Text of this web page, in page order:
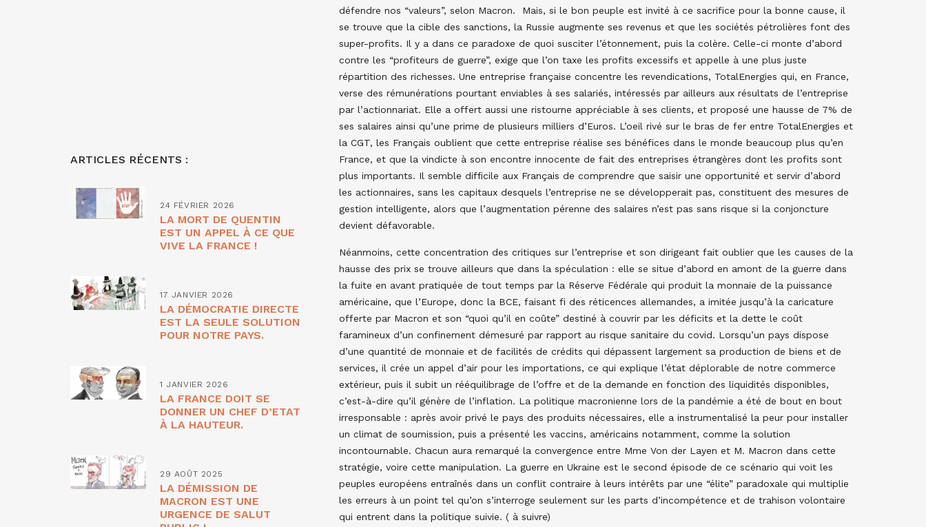
défendre nos “valeurs”, selon Macron. Mais, si le bon peuple est invité à ce sacrifice pour la bonne cause, il
se trouve que la cible des sanctions, la Russie augmente ses revenus et que les sociétés pétrolières font des
super-profits. Il y a dans ce paradoxe de quoi susciter l’étonnement, puis la colère. Celle-ci monte d’abord
contre les “profiteurs de guerre”, exige que l’on taxe les profits excessifs et appelle à une plus juste
répartition des richesses. Une entreprise française concentre les revendications, TotalEnergies qui, en France,
verse des rémunérations pourtant enviables à ses salariés, intéressés par ailleurs aux résultats de l’entreprise
par l’actionnariat. Elle a offert aussi une ristourne appréciable à ses clients, et proposé une hausse de 7% de
ses salaires ainsi qu’une prime de plusieurs milliers d’Euros. L’oeil rivé sur le bras de fer entre TotalEnergies et
la CGT, les Français oublient que cette entreprise réalise ses bénéfices dans le monde beaucoup plus qu’en
France, et que la vindicte à son encontre innocente de fait des entreprises étrangères dont les profits sont
plus importants. Il semble difficile aux Français de comprendre que saisir une opportunité et servir d’abord
les actionnaires, sans les capitaux desquels l’entreprise ne se développerait pas, constituent des mesures de
gestion intelligente, alors que l’augmentation pérenne des salaires n’est pas sans risque si la conjoncture
devient défavorable.
Néanmoins, cette concentration des critiques sur l’entreprise et son dirigeant fait oublier que les causes de la
hausse des prix se trouve ailleurs que dans la spéculation : elle se situe d’abord en amont de la guerre dans
la fuite en avant pratiquée de tout temps par la Réserve Fédérale qui produit la monnaie de la puissance
américaine, que l’Europe, donc la BCE, faisant fi des réticences allemandes, a imitée jusqu’à la caricature
offerte par Macron et son “quoi qu’il en coûte” destiné à couvrir par les déficits et la dette le coût
faramineux d’un confinement démesuré par rapport au risque sanitaire du covid. Lorsqu’un pays dispose
d’une quantité de monnaie et de facilités de crédits qui dépassent largement sa production de biens et de
services, il crée un appel d’air pour les importations, ce qui explique l’état déplorable de notre commerce
extérieur, puis il subit un rééquilibrage de l’offre et de la demande en fonction des liquidités disponibles,
c’est-à-dire qu’il génère de l’inflation. La politique macronienne lors de la pandémie a été de bout en bout
irresponsable : après avoir privé le pays des produits nécessaires, elle a instrumentalisé la peur pour installer
un climat de soumission, puis a présenté les vaccins, américains notamment, comme la solution
incontournable. Chacun aura remarqué la convergence entre Mme Von der Layen et M. Macron dans cette
stratégie, voire cette manipulation. La guerre en Ukraine est le second épisode de ce scénario qui voit les
peuples européens entraînés dans un conflit contraire à leurs intérêts par une “élite” paradoxale qui multiplie
les erreurs à un point tel qu’on s’interroge seulement sur les parts d’incompétence et de trahison volontaire
qui entrent dans la politique suivie. ( à suivre)
ARTICLES RÉCENTS :
24 FÉVRIER 2026
LA MORT DE QUENTIN
EST UN APPEL À CE QUE
VIVE LA FRANCE !
17 JANVIER 2026
LA DÉMOCRATIE DIRECTE
EST LA SEULE SOLUTION
POUR NOTRE PAYS.
1 JANVIER 2026
LA FRANCE DOIT SE
DONNER UN CHEF D’ETAT
À LA HAUTEUR.
29 AOÛT 2025
LA DÉMISSION DE
MACRON EST UNE
URGENCE DE SALUT